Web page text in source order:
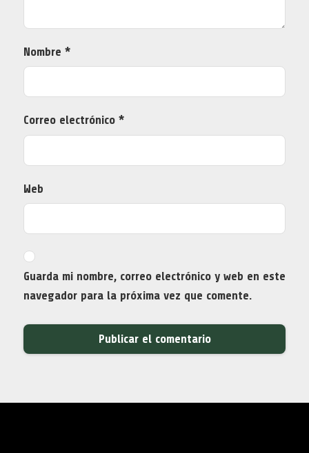
Nombre *
Correo electrónico *
Web
Guarda mi nombre, correo electrónico y web en este
navegador para la próxima vez que comente.